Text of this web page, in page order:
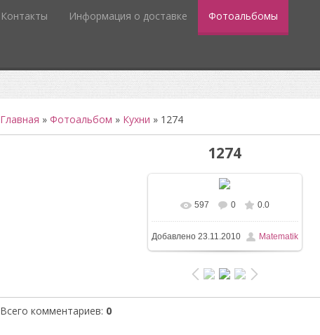
Контакты Информация о доставке Фотоальбомы
Главная » Фотоальбом » Кухни » 1274
1274
597 0 0.0
Добавлено23.11.2010 Matematik
Всего комментариев: 0